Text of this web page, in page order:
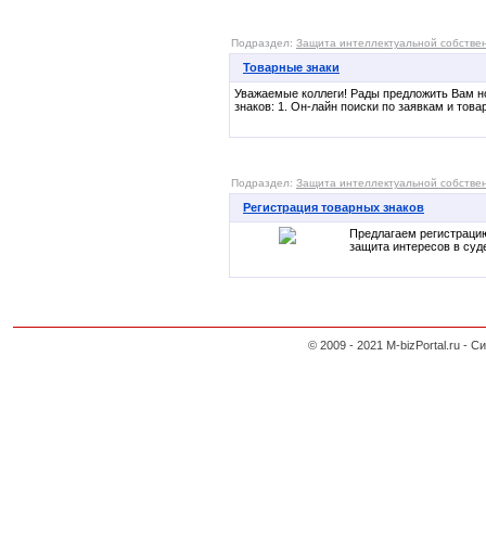
Подраздел: Защита интеллектуальной
Товарные знаки
Уважаемые коллеги! Рады предложить Вам
знаков: 1. Он-лайн поиски по заявкам и
Подраздел: Защита интеллектуальной
Регистрация товарных знаков
Предлагаем
защита интересов в
© 2009 - 2021 M-bizPortal.ru -